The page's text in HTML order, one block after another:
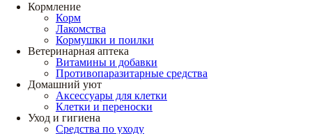
Кормление
Корм
Лакомства
Кормушки и поилки
Ветеринарная аптека
Витамины и добавки
Противопаразитарные средства
Домашний уют
Аксессуары для клетки
Клетки и переноски
Уход и гигиена
Средства по уходу